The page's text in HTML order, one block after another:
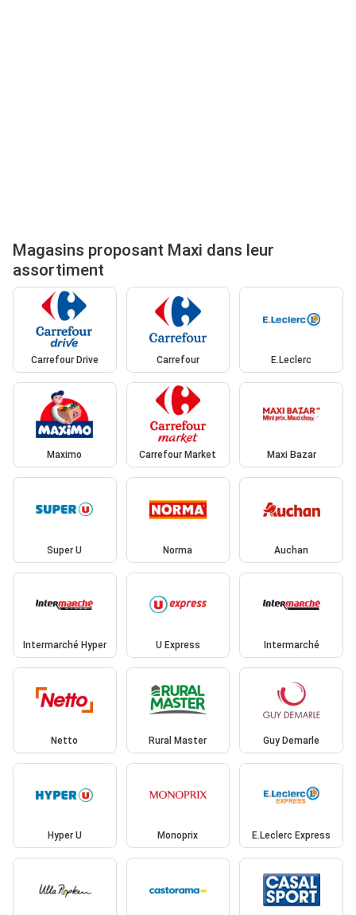
Magasins proposant Maxi dans leur
assortiment
Carrefour Drive Carrefour E.Leclerc
Maximo Carrefour Market Maxi Bazar
Super U Norma Auchan
Intermarché Hyper U Express Intermarché
Netto Rural Master Guy Demarle
Hyper U Monoprix E.Leclerc Express